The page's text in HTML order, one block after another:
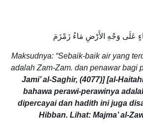
Maksudnya: “Sebaik-baik air yang
adalah Zam-Zam. dan penawar bagi
Jami’ al-Saghir, (4077)] [al-
bahawa perawi-perawinya
dipercayai dan hadith ini juga
Hibban. Lihat: Majma’ al-